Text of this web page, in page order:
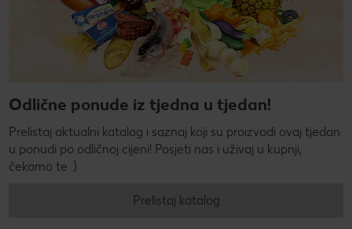
Odlične ponude iz tjedna u tjedan!
Prelistaj aktualni katalog i saznaj koji su proizvodi ovaj tjedan
u ponudi po odličnoj cijeni! Posjeti nas i uživaj u kupnji,
čekamo te :)
Prelistaj katalog